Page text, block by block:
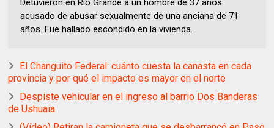
Detuvieron en Río Grande a un hombre de 37 años
acusado de abusar sexualmente de una anciana de 71
años. Fue hallado escondido en la vivienda.
El Changuito Federal: cuánto cuesta la canasta en cada
provincia y por qué el impacto es mayor en el norte
Despiste vehicular en el ingreso al barrio Dos Banderas
de Ushuaia